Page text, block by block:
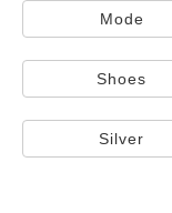
Mode
Shoes
Silver